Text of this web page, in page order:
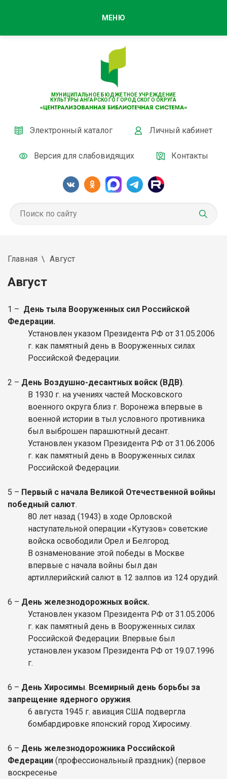
МУНИЦИПАЛЬНОЕ БЮДЖЕТНОЕ УЧРЕЖДЕНИЕ
КУЛЬТУРЫ АНГАРСКОГО ГОРОДСКОГО ОКРУГА
Электронный каталог Личный кабинет
Версия для слабовидящих Контакты
МЕНЮ
Главная Август
Август
1 – День тыла Вооруженных сил Российской
Федерации.
Установлен указом Президента РФ от 31.05.2006
г. как памятный день в Вооруженных силах
Российской Федерации.
2 – День Воздушно-десантных войск (ВДВ).
В 1930 г. на учениях частей Московского
военного округа близ г. Воронежа впервые в
военной истории в тыл условного противника
был выброшен парашютный десант.
Установлен указом Президента РФ от 31.06.2006
г. как памятный день в Вооруженных силах
Российской Федерации.
5 – Первый с начала Великой Отечественной войны
победный салют.
80 лет назад (1943) в ходе Орловской
наступательной операции «Кутузов» советские
войска освободили Орел и Белгород.
В ознаменование этой победы в Москве
впервые с начала войны был дан
артиллерийский салют в 12 залпов из 124 орудий.
6 – День железнодорожных войск.
Установлен указом Президента РФ от 31.05.2006
г. как памятный день в Вооруженных силах
Российской Федерации. Впервые был
установлен указом Президента РФ от 19.07.1996
г.
6 – День Хиросимы. Всемирный день борьбы за
запрещение ядерного оружия.
6 августа 1945 г. авиация США подвергла
бомбардировке японский город Хиросиму.
6 – День железнодорожника Российской
Федерации (профессиональный праздник) (первое
воскресенье